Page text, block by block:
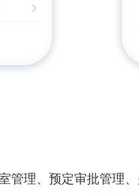
管理、预定审批管理